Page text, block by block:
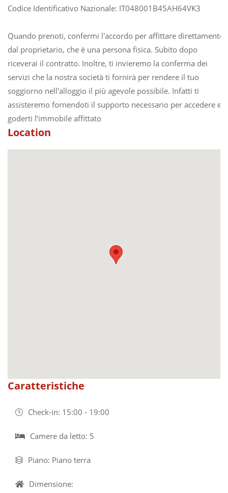
Codice Identificativo Nazionale: IT048001B45AH64VK3
Quando prenoti, confermi l'accordo per affittare direttamente
dal proprietario, che è una persona fisica. Subito dopo
riceverai il contratto. Inoltre, ti invieremo la conferma dei
servizi che la nostra società ti fornirà per rendere il tuo
soggiorno nell'alloggio il più agevole possibile. Infatti ti
assisteremo fornendoti il supporto necessario per accedere e
goderti l’immobile affittato
Location
Caratteristiche
Check-in: 15:00 - 19:00
Camere da letto: 5
Piano: Piano terra
Dimensione: